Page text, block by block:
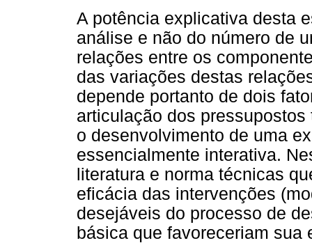
A potência explicativa desta
análise e não do número de
relações entre os
das variações destas
depende portanto de dois
articulação dos
o desenvolvimento de uma
essencialmente interativa.
literatura e norma técnicas
eficácia das intervenções
desejáveis do processo de
básica que favoreceriam sua